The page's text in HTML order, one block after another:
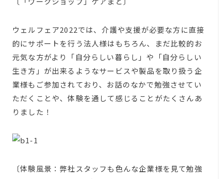
ウェルフェア2022では、介護や支援が必要な方に直接
的にサポートを行う法人様はもちろん、まだ比較的お
元気な方がより「自分らしい暮らし」や「自分らしい
生き方」が出来るようなサービスや製品を取り扱う企
業様もご参加されており、お話のなかで勉強させてい
ただくことや、体験を通して感じることがたくさんあ
りました！
〔体験風景：弊社スタッフも色んな企業様を見て勉強